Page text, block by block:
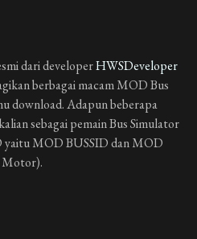
dari developerHWSDeveloper
berbagai macam MOD Bus
download. Adapun beberapa
sebagai pemain Bus Simulator
yaitu MOD BUSSID dan MOD
Motor).